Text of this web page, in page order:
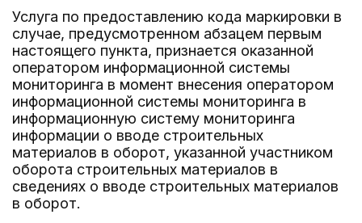
Услуга по предоставлению кода маркировки в
случае, предусмотренном абзацем первым
настоящего пункта, признается оказанной
оператором информационной системы
мониторинга в момент внесения оператором
информационной системы мониторинга в
информационную систему мониторинга
информации о вводе строительных
материалов в оборот, указанной участником
оборота строительных материалов в
сведениях о вводе строительных материалов
в оборот.